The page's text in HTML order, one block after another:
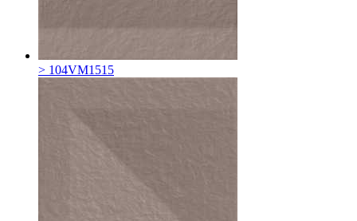
> 104VM1515